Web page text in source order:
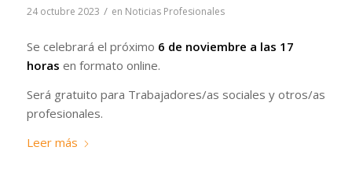
24 octubre 2023 / en Noticias Profesionales
Se celebrará el próximo 6 de noviembre a las 17
horas en formato online.
Será gratuito para Trabajadores/as sociales y otros/as
profesionales.
Leer más